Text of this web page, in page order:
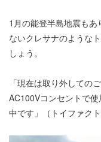
1月の能登半島地震も
ないクレサナのような
しょう。
「現在は取り外しての
AC100Vコンセントで
中です」（トイファク